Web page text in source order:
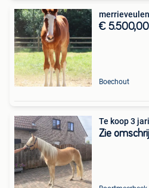
€ 5.500,00
Boechout
Te koop 3
Zie